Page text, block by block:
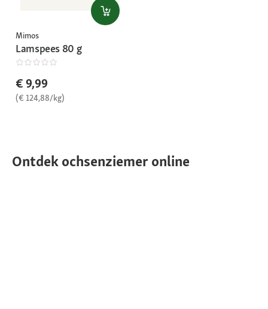
Mimos
Lamspees 80 g
€ 9,99
(€ 124,88/kg)
Ontdek ochsenziemer online